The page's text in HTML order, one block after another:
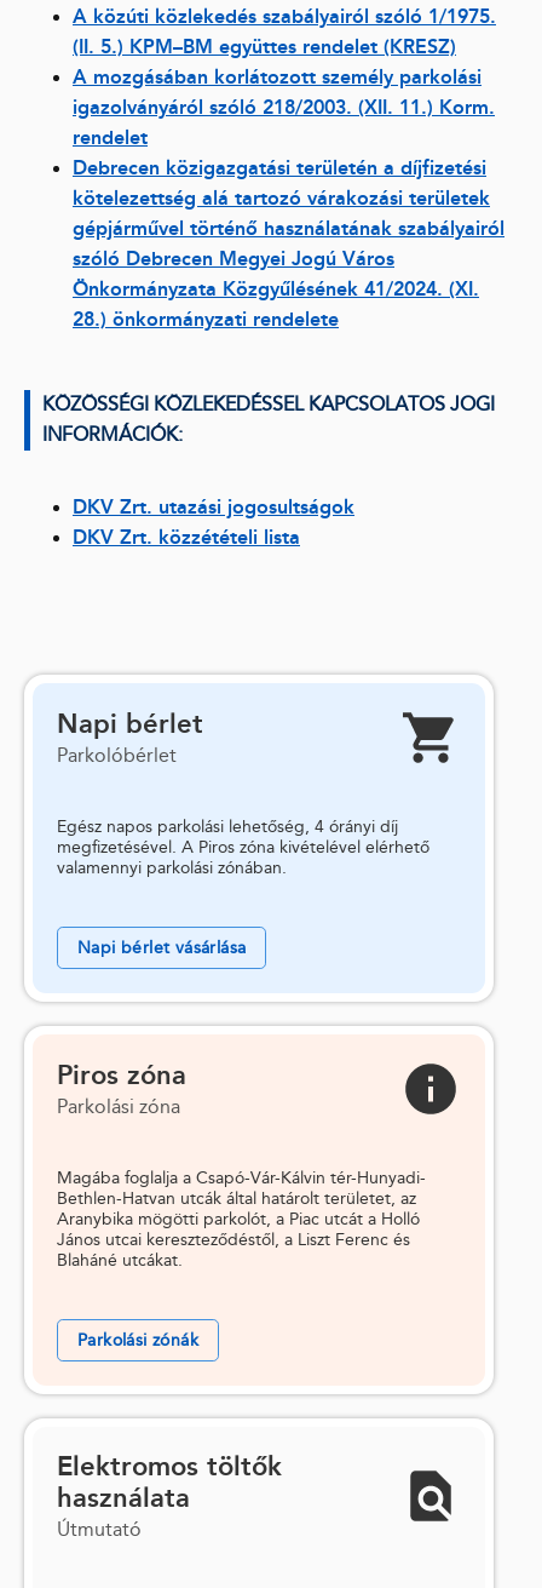
A közúti közlekedés szabályairól szóló 1/1975.
(II. 5.) KPM–BM együttes rendelet (KRESZ)
A mozgásában korlátozott személy parkolási
igazolványáról szóló 218/2003. (XII. 11.) Korm.
rendelet
Debrecen közigazgatási területén a díjfizetési
kötelezettség alá tartozó várakozási területek
gépjárművel történő használatának szabályairól
szóló Debrecen Megyei Jogú Város
Önkormányzata Közgyűlésének 41/2024. (XI.
28.) önkormányzati rendelete
KÖZÖSSÉGI KÖZLEKEDÉSSEL KAPCSOLATOS JOGI
INFORMÁCIÓK:
DKV Zrt. utazási jogosultságok
DKV Zrt. közzétételi lista
Napi bérlet
Parkolóbérlet
Egész napos parkolási lehetőség, 4 órányi díj
megfizetésével. A Piros zóna kivételével elérhető
valamennyi parkolási zónában.
Napi bérlet vásárlása
Piros zóna
Parkolási zóna
Magába foglalja a Csapó-Vár-Kálvin tér-Hunyadi-
Bethlen-Hatvan utcák által határolt területet, az
Aranybika mögötti parkolót, a Piac utcát a Holló
János utcai kereszteződéstől, a Liszt Ferenc és
Blaháné utcákat.
Parkolási zónák
Elektromos töltők
használata
Útmutató